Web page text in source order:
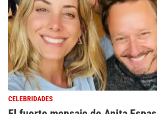
CELEBRIDADES